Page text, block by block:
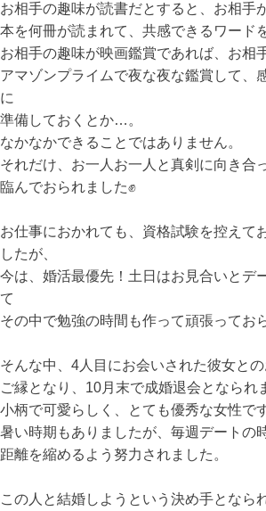
お相手の趣味が読書だとすると、お相手
本を何冊が読まれて、共感できるワード
お相手の趣味が映画鑑賞であれば、お相
アマゾンプライムで夜な夜な鑑賞して、
に
準備しておくとか…。
なかなかできることではありません。
それだけ、お一人お一人と真剣に向き合
臨んでおられました✊
お仕事におかれても、資格試験を控えて
したが、
今は、婚活最優先！土日はお見合いとデ
て
その中で勉強の時間も作って頑張ってお
そんな中、4人目にお会いされた彼女と
ご縁となり、10月末で成婚退会となられ
小柄で可愛らしく、とても優秀な女性で
暑い時期もありましたが、毎週デートの
距離を縮めるよう努力されました。
この人と結婚しようという決め手となら